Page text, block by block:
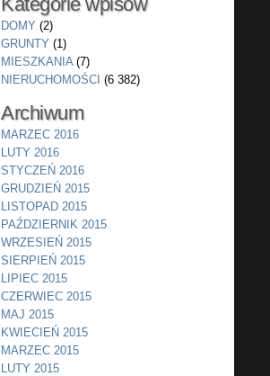
Kategorie wpisów
DOMY (2)
GRUNTY (1)
MIESZKANIA(7)
NIERUCHOMOŚCI (6 382)
Archiwum
MARZEC 2016
LUTY 2016
STYCZEŃ 2016
GRUDZIEŃ 2015
LISTOPAD 2015
PAŹDZIERNIK 2015
WRZESIEŃ 2015
SIERPIEŃ 2015
LIPIEC 2015
CZERWIEC 2015
MAJ 2015
KWIECIEŃ 2015
MARZEC 2015
LUTY 2015